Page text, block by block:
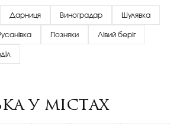
Дарниця Виноградар Шулявка
Позняки Лівий беріг
у містах